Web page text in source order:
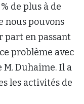
de plus à de
nous pouvons
part en passant
problème avec
Duhaime. Il a
les activités de